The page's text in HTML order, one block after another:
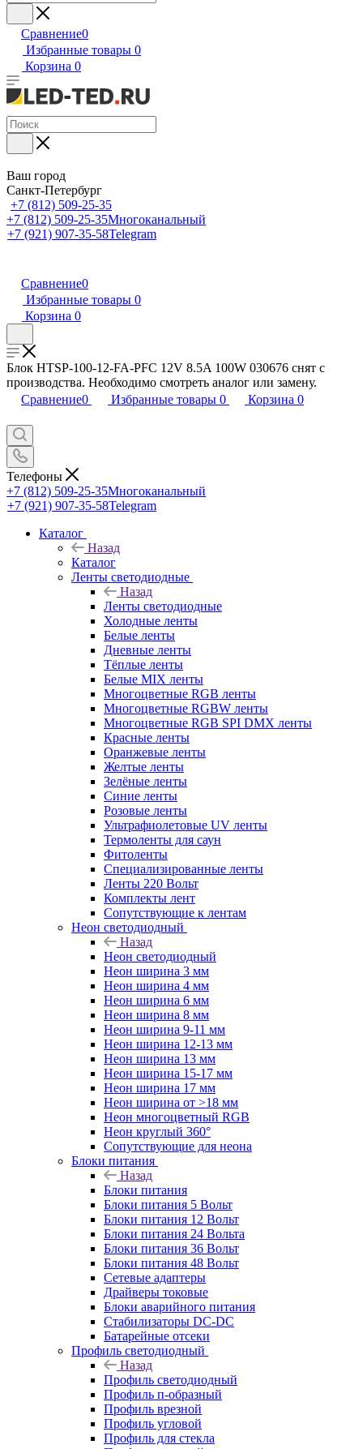
Сравнение0
Избранные товары 0
Корзина 0
Ваш город
Санкт-Петербург
+7 (812) 509-25-35
+7 (812) 509-25-35Многоканальный
+7 (921) 907-35-58Telegram
Сравнение0
Избранные товары 0
Корзина 0
Блок HTSP-100-12-FA-PFC 12V 8.5A 100W 030676 снят с
производства. Необходимо смотреть аналог или замену.
Сравнение0 Избранные товары 0 Корзина 0
Телефоны
+7 (812) 509-25-35Многоканальный
+7 (921) 907-35-58Telegram
Каталог
Назад
Каталог
Ленты светодиодные
Назад
Ленты светодиодные
Холодные ленты
Белые ленты
Дневные ленты
Тёплые ленты
Белые MIX ленты
Многоцветные RGB ленты
Многоцветные RGBW ленты
Многоцветные RGB SPI DMX ленты
Красные ленты
Оранжевые ленты
Желтые ленты
Зелёные ленты
Синие ленты
Розовые ленты
Ультрафиолетовые UV ленты
Термоленты для саун
Фитоленты
Специализированные ленты
Ленты 220 Вольт
Комплекты лент
Сопутствующие к лентам
Неон светодиодный
Назад
Неон светодиодный
Неон ширина 3 мм
Неон ширина 4 мм
Неон ширина 6 мм
Неон ширина 8 мм
Неон ширина 9-11 мм
Неон ширина 12-13 мм
Неон ширина 13 мм
Неон ширина 15-17 мм
Неон ширина 17 мм
Неон ширина от >18 мм
Неон многоцветный RGB
Неон круглый 360°
Сопутствующие для неона
Блоки питания
Назад
Блоки питания
Блоки питания 5 Вольт
Блоки питания 12 Вольт
Блоки питания 24 Вольта
Блоки питания 36 Вольт
Блоки питания 48 Вольт
Сетевые адаптеры
Драйверы токовые
Блоки аварийного питания
Стабилизаторы DC-DC
Батарейные отсеки
Профиль светодиодный
Назад
Профиль светодиодный
Профиль п-образный
Профиль врезной
Профиль угловой
Профиль для стекла